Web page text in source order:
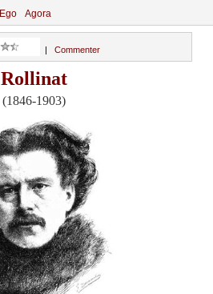
Ego Agora
Commenter
Rollinat
(1846-1903)